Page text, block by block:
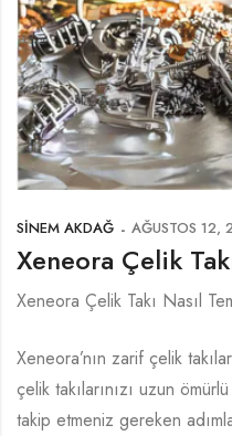
SINEM AKDAĞ AĞUSTOS 12,
Xeneora Çelik
Xeneora Çelik Takı Nasıl
Xeneora’nın zarif çelik
çelik takılarınızı uzun
takip etmeniz gereken